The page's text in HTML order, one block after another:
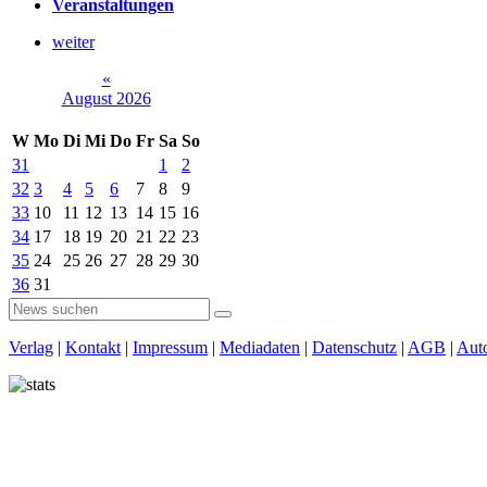
Veranstaltungen
weiter
«
August 2026
W Mo Di Mi Do Fr Sa So
31
1
2
32 3 4 5 6 7 8
9
33 10 11 12 13 14 15 16
34 17 18 19 20 21 22 23
35 24 25 26 27 28 29 30
36 31
Verlag | Kontakt | Impressum | Mediadaten | Datenschutz | AGB |